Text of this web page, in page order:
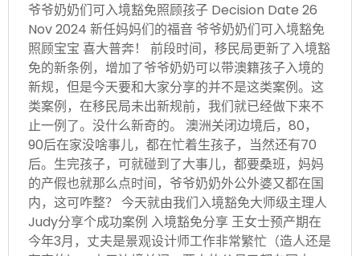
爷爷奶奶们可入境豁免照顾孩子 Decision Date 26
Nov 2024 新任妈妈们的福音 爷爷奶奶们可入境豁免
照顾宝宝 喜大普奔！ 前段时间，移民局更新了入境豁
免的新条例，增加了爷爷奶奶可以带澳籍孩子入境的
新规，但是今天要和大家分享的并不是这类案例。这
类案例，在移民局未出新规前，我们就已经做下来不
止一例了。没什么新奇的。 澳洲关闭边境后，80，
90后在家没啥事儿，都在忙着生孩子，当然还有70
后。生完孩子，可就碰到了大事儿，都要桑班，妈妈
的产假也就那么点时间，爷爷奶奶外公外婆又都在国
内，这可咋整？ 今天就由我们入境豁免大师级主理人
Judy分享个成功案例 入境豁免分享 王女士预产期在
今年3月，丈夫是景观设计师工作非常繁忙（造人还是